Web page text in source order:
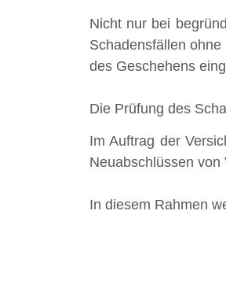
Nicht nur bei
Schadensfällen
des Geschehens
Die Prüfung des
Im Auftrag der
Neuabschlüssen
In diesem Rahmen